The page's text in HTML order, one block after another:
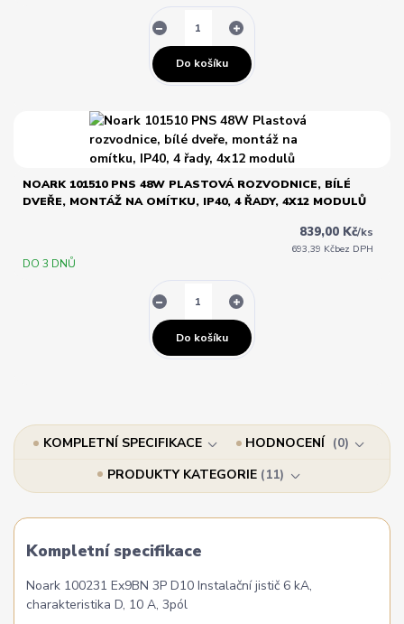
Do košíku
NOARK 101510 PNS 48W PLASTOVÁ ROZVODNICE, BÍLÉ
DVEŘE, MONTÁŽ NA OMÍTKU, IP40, 4 ŘADY, 4X12 MODULŮ
839,00 Kč/ks
693,39 Kčbez DPH
DO 3 DNŮ
Do košíku
KOMPLETNÍ SPECIFIKACE HODNOCENÍ
0
PRODUKTY KATEGORIE 11
Kompletní specifikace
Noark 100231 Ex9BN 3P D10 Instalační jistič 6 kA,
charakteristika D, 10 A, 3pól